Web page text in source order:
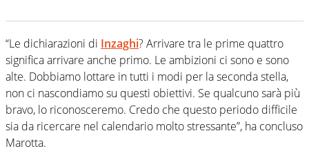
“Le dichiarazioni di Inzaghi? Arrivare tra le prime quattro
significa arrivare anche primo. Le ambizioni ci sono e sono
alte. Dobbiamo lottare in tutti i modi per la seconda stella,
non ci nascondiamo su questi obiettivi. Se qualcuno sarà più
bravo, lo riconosceremo. Credo che questo periodo difficile
sia da ricercare nel calendario molto stressante”, ha concluso
Marotta.